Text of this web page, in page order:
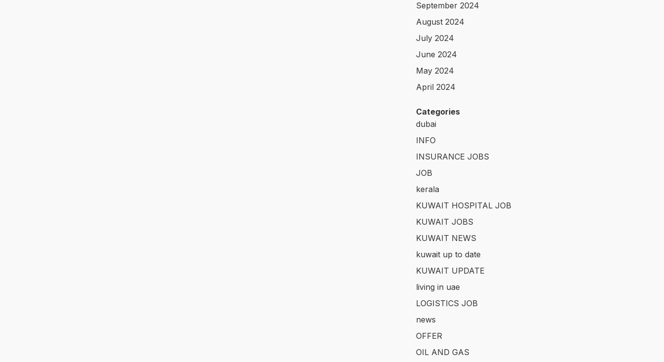
September 2024
August 2024
July 2024
June 2024
May 2024
April 2024
Categories
dubai
INFO
INSURANCE JOBS
JOB
kerala
KUWAIT HOSPITAL JOB
KUWAIT JOBS
KUWAIT NEWS
kuwait up to date
KUWAIT UPDATE
living in uae
LOGISTICS JOB
news
OFFER
OIL AND GAS